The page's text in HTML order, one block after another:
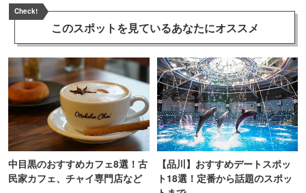
Check!
このスポットを見ているあなたにオススメ
中目黒のおすすめカフェ8選！古
民家カフェ、チャイ専門店など
【品川】おすすめデートスポッ
ト18選！定番から話題のスポッ